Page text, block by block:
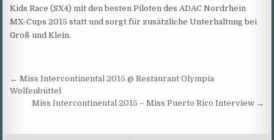
Kids Race (SX4) mit den besten Piloten des ADAC Nordrhein
MX-Cups 2015 statt und sorgt für zusätzliche Unterhaltung bei
Groß und Klein.
Beitragsnavigation
← Miss Intercontinental 2015 @ Restaurant Olympia
Wolfenbüttel
Miss Intercontinental 2015 – Miss Puerto Rico Interview →